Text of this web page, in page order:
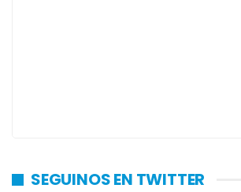
SEGUINOS EN TWITTER